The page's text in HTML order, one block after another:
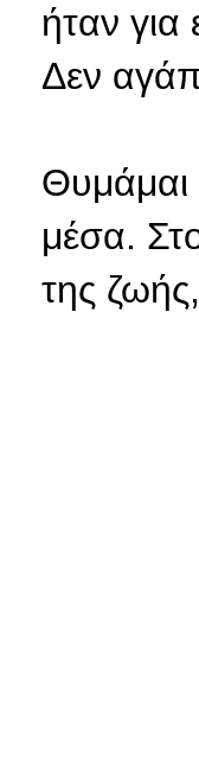
ήταν για
Δεν
Θυμάμαι
μέσα.
της